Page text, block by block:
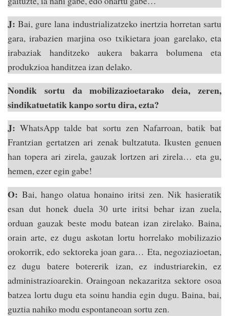
J:Bai, gure lana industrializatzeko inertzia horretan sartu
gara, irabazien marjina oso txikietara joan garelako, eta
irabaziak handitzeko aukera bakarra bolumena eta
produkzioa handitzea izan delako.
Nondik sortu da mobilizazioetarako deia, zeren,
sindikatuetatik kanpo sortu dira, ezta?
J: WhatsApp talde bat sortu zen Nafarroan, batik bat
Frantzian gertatzen ari zenak bultzatuta. Ikusten genuen
han topera ari zirela, gauzak lortzen ari zirela… eta gu,
hemen, ezer egin gabe!
O: Bai, hango olatua honaino iritsi zen. Nik hasieratik
esan dut honek duela 30 urte iritsi behar izan zuela,
orduan gauzak beste modu batean izan zirelako. Baina,
orain arte, ez dugu askotan lortu horrelako mobilizazio
orokorrik, edo sektoreka joan gara… Eta, negoziazioetan,
ez dugu batere botererik izan, ez industriarekin, ez
administrazioarekin. Oraingoan nekazaritza sektore osoa
batzea lortu dugu eta soinu handia egin dugu. Baina, bai,
guztia nahiko modu espontaneoan sortu zen.